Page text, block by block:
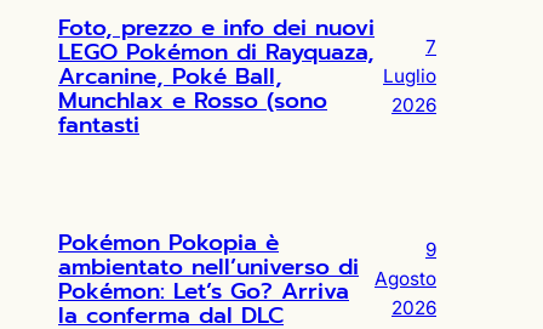
Foto, prezzo e info dei nuovi
LEGO Pokémon di Rayquaza,
Arcanine, Poké Ball,
Munchlax e Rosso (sono
fantasti
7
Luglio
2026
Pokémon Pokopia è
ambientato nell’universo di
Pokémon: Let’s Go? Arriva
la conferma dal DLC
9
Agosto
2026